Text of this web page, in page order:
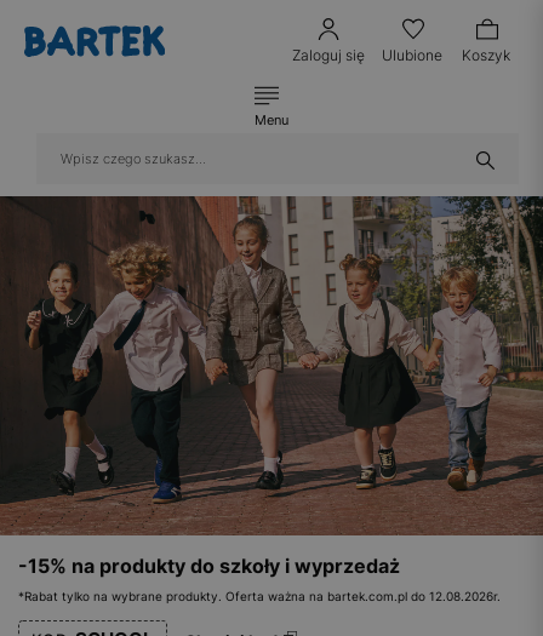
Zaloguj się Ulubione Koszyk
Menu
-15% na produkty do szkoły i wyprzedaż
*Rabat tylko na wybrane produkty. Oferta ważna na bartek.com.pl do 12.08.2026r.